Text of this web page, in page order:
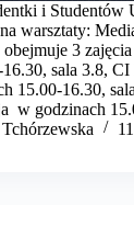
i Studentów
warsztaty:
3
16.30, sala 3.8,
15.00-16.30,
w godzinach